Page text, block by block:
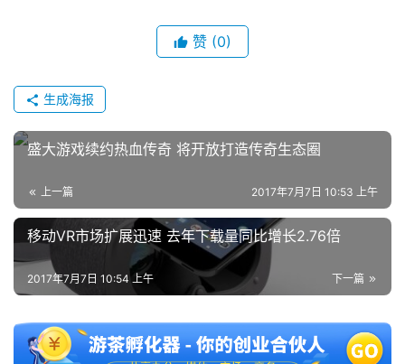
接
会
海
站
文
赞 (0)
生成海报
盛大游戏续约热血传奇 将开放打造传奇生态圈
上一篇 2017年7月7日 10:53 上午
移动VR市场扩展迅速 去年下载量同比增长2.76倍
下一篇
2017年7月7日 10:54 上午